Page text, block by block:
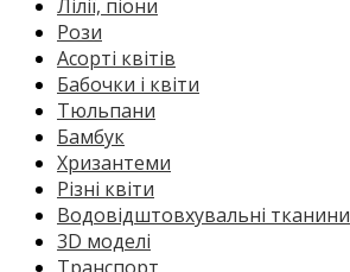
Лілії, піони
Рози
Асорті квітів
Бабочки і квіти
Тюльпани
Бамбук
Хризантеми
Різні квіти
Водовідштовхувальні тканини
3D моделі